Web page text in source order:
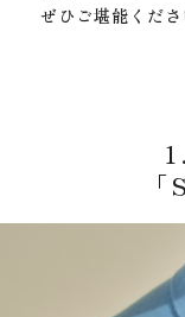
ぜひご堪能くださ